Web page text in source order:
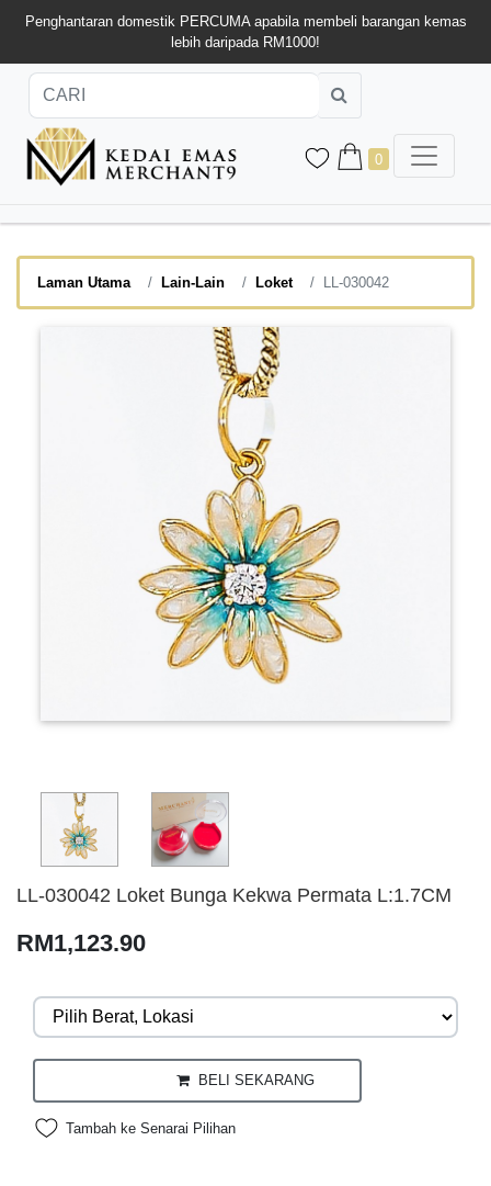
Penghantaran domestik PERCUMA apabila membeli barangan kemas
lebih daripada RM1000!
0
Laman Utama Lain-Lain Loket LL-030042
LL-030042 Loket Bunga Kekwa Permata L:1.7CM
RM1,123.90
BELI SEKARANG
Tambah ke Senarai Pilihan